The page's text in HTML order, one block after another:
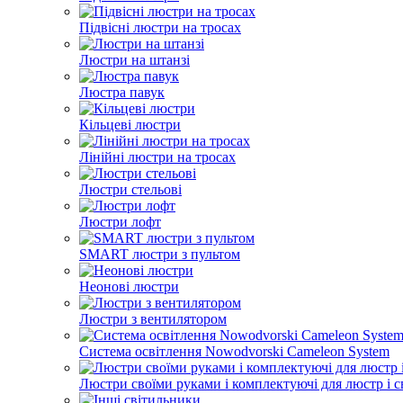
Підвісні люстри на тросах
Люстри на штанзі
Люстра павук
Кільцеві люстри
Лінійні люстри на тросах
Люстри стельові
Люстри лофт
SMART люстри з пультом
Неонові люстри
Люстри з вентилятором
Система освітлення Nowodvorski Cameleon System
Люстри своїми руками і комплектуючі для люстр і